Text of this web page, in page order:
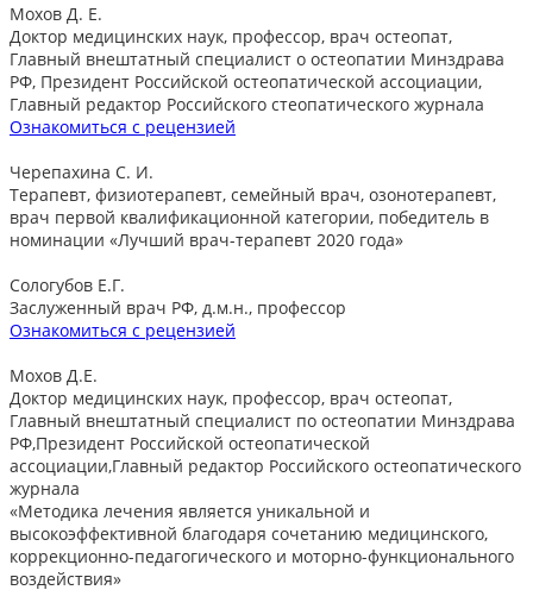
Мохов Д. Е.
Доктор медицинских наук, профессор, врач остеопат,
Главный внештатный специалист о остеопатии Минздрава
РФ, Президент Российской остеопатической ассоциации,
Главный редактор Российского стеопатического журнала
Ознакомиться с рецензией
Черепахина С. И.
Терапевт, физиотерапевт, семейный врач, озонотерапевт,
врач первой квалификационной категории, победитель в
номинации «Лучший врач-терапевт 2020 года»
Сологубов Е.Г.
Заслуженный врач РФ, д.м.н., профессор
Ознакомиться с рецензией
Мохов Д.Е.
Доктор медицинских наук, профессор, врач остеопат,
Главный внештатный специалист по остеопатии Минздрава
РФ,Президент Российской остеопатической
ассоциации,Главный редактор Российского остеопатического
журнала
«Методика лечения является уникальной и
высокоэффективной благодаря сочетанию медицинского,
коррекционно-педагогического и моторно-функционального
воздействия»